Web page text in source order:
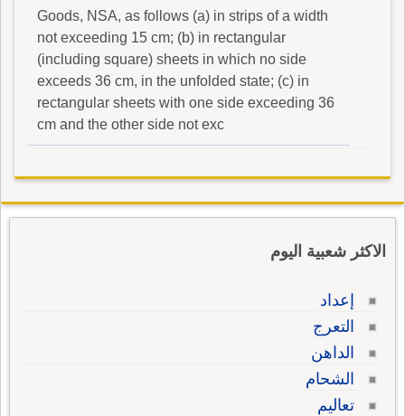
Goods, NSA, as follows (a) in strips of a width
not exceeding 15 cm; (b) in rectangular
(including square) sheets in which no side
exceeds 36 cm, in the unfolded state; (c) in
rectangular sheets with one side exceeding 36
cm and the other side not exc
الاكثر شعبية اليوم
إعداد
التعرج
الداهن
الشحام
تعاليم